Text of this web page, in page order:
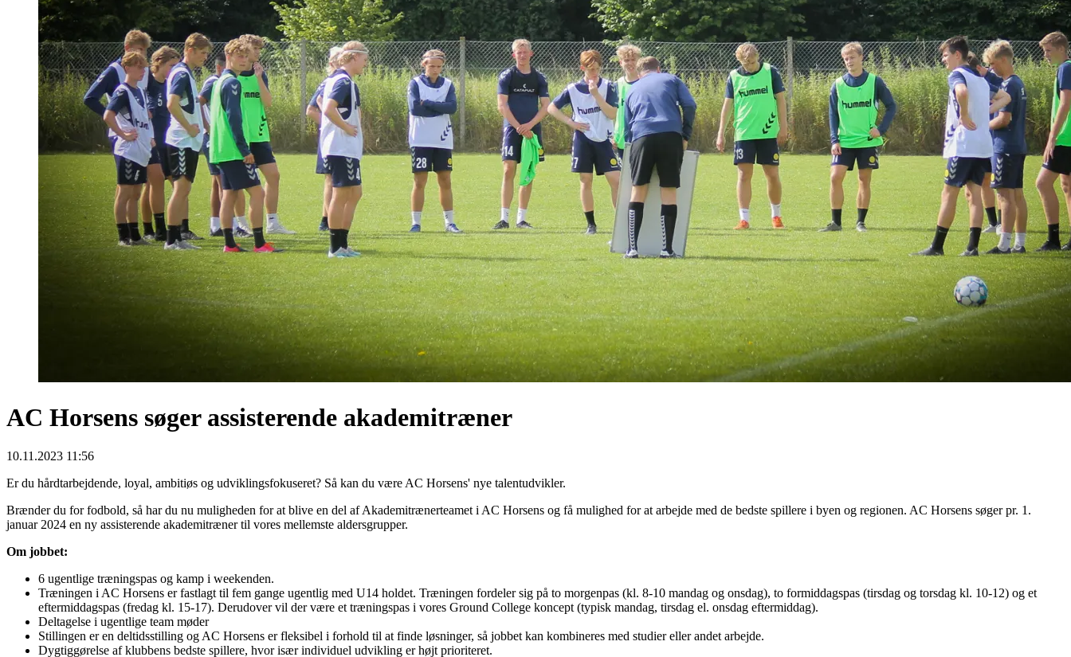
AC Horsens søger assisterende akademitræner
10.11.2023 11:56
Er du hårdtarbejdende, loyal, ambitiøs og udviklingsfokuseret? Så kan du være AC Horsens' nye talentudvikler.
Brænder du for fodbold, så har du nu muligheden for at blive en del af Akademitrænerteamet i AC Horsens og få mulighed for at arbejde med de bedste spillere i byen og regionen. AC Horsens søger pr. 1.
januar 2024 en ny assisterende akademitræner til vores mellemste aldersgrupper.
Om jobbet:
6 ugentlige træningspas og kamp i weekenden.
Træningen i AC Horsens er fastlagt til fem gange ugentlig med U14 holdet. Træningen fordeler sig på to morgenpas (kl. 8-10 mandag og onsdag), to formiddagspas (tirsdag og torsdag kl. 10-12) og et
eftermiddagspas (fredag kl. 15-17). Derudover vil der være et træningspas i vores Ground College koncept (typisk mandag, tirsdag el. onsdag eftermiddag).
Deltagelse i ugentlige team møder
Stillingen er en deltidsstilling og AC Horsens er fleksibel i forhold til at finde løsninger, så jobbet kan kombineres med studier eller andet arbejde.
Dygtiggørelse af klubbens bedste spillere, hvor især individuel udvikling er højt prioriteret.